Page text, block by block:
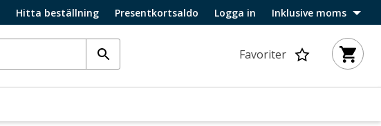
Hitta beställning Presentkortsaldo Logga in Inklusive moms
Favoriter